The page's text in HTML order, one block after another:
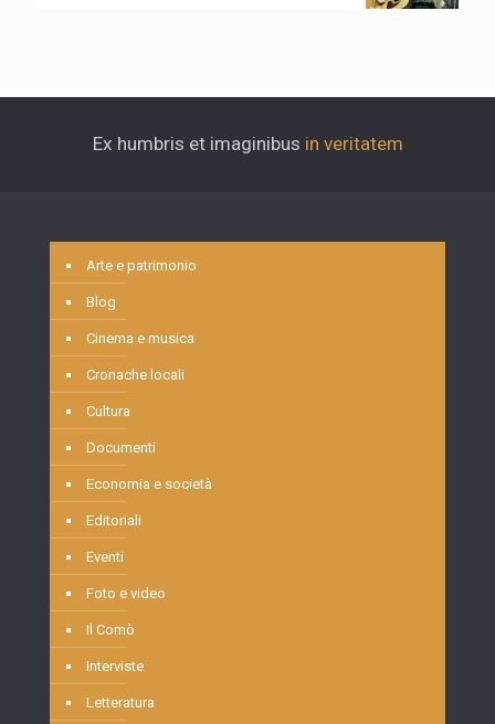
Ex humbris et imaginibus in veritatem
Arte e patrimonio
Blog
Cinema e musica
Cronache locali
Cultura
Documenti
Economia e società
Editoriali
Eventi
Foto e video
Il Comò
Interviste
Letteratura